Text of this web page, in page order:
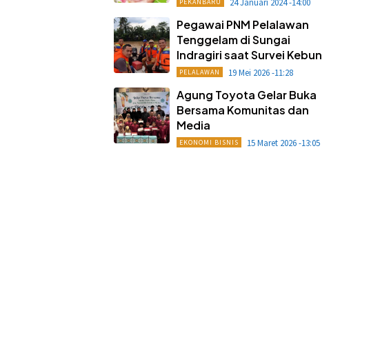
PEKANBARU 24 Januari 2024 -14:00
Pegawai PNM Pelalawan
Tenggelam di Sungai
Indragiri saat Survei Kebun
PELALAWAN 19 Mei 2026 -11:28
Agung Toyota Gelar Buka
Bersama Komunitas dan
Media
EKONOMI BISNIS 15 Maret 2026 -13:05